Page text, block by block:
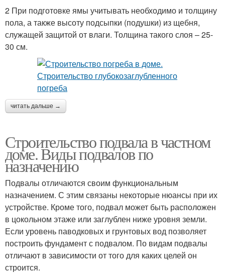
2 При подготовке ямы учитывать необходимо и толщину
пола, а также высоту подсыпки (подушки) из щебня,
служащей защитой от влаги. Толщина такого слоя – 25-
30 см.
читать дальше →
Строительство подвала в частном
доме. Виды подвалов по
назначению
Подвалы отличаются своим функциональным
назначением. С этим связаны некоторые нюансы при их
устройстве. Кроме того, подвал может быть расположен
в цокольном этаже или заглублен ниже уровня земли.
Если уровень паводковых и грунтовых вод позволяет
построить фундамент с подвалом. По видам подвалы
отличают в зависимости от того для каких целей он
строится.